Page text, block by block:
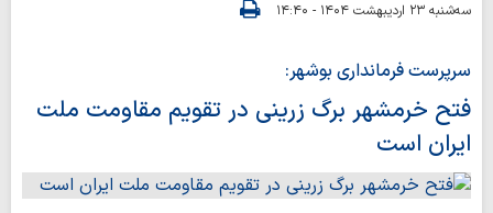
سه‌شنبه ۲۳ اردیبهشت ۱۴۰۴ - ۱۴:۴۰
سرپرست فرمانداری بوشهر:
فتح خرمشهر برگ زرینی در تقویم مقاومت ملت
ایران است